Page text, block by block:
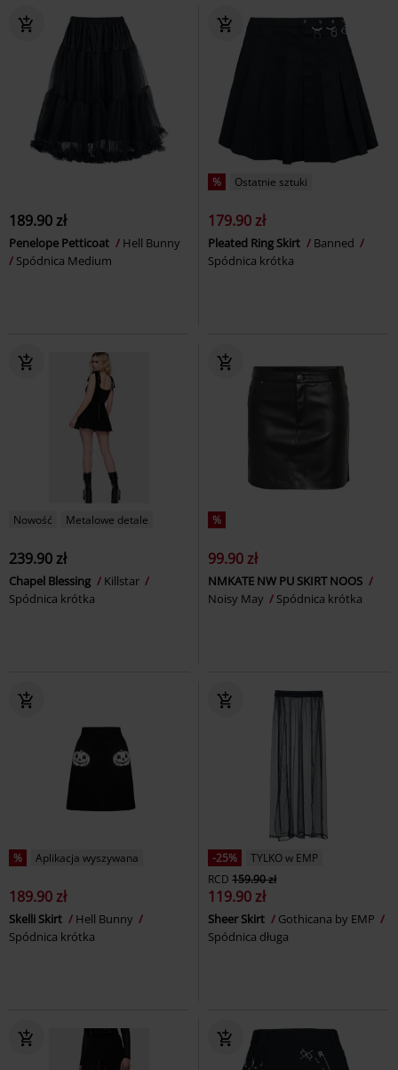
189.90 zł
Penelope Petticoat
Hell Bunny
Spódnica Medium
% Ostatnie sztuki
179.90 zł
Pleated Ring Skirt
Banned
Spódnica krótka
Nowość Metalowe detale
239.90 zł
Chapel Blessing
Killstar
Spódnica krótka
%
99.90 zł
NMKATE NW PU SKIRT NOOS
Noisy May
Spódnica krótka
% Aplikacja wyszywana
189.90 zł
Skelli Skirt
Hell Bunny
Spódnica krótka
-25%
TYLKO w EMP
RCD 159.90 zł
119.90 zł
Sheer Skirt
Gothicana by EMP
Spódnica długa